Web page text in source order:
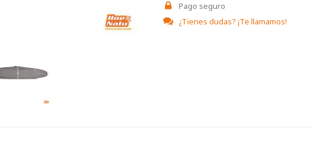
Pago seguro
¿Tienes dudas? ¡Te llamamos!